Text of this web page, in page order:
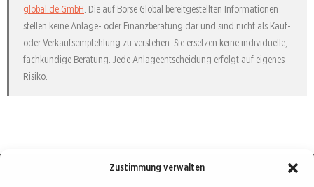
Zustimmung verwalten
global.de GmbH. Die auf Börse Global bereitgestellten Informationen
stellen keine Anlage- oder Finanzberatung dar und sind nicht als Kauf-
oder Verkaufsempfehlung zu verstehen. Sie ersetzen keine individuelle,
fachkundige Beratung. Jede Anlageentscheidung erfolgt auf eigenes
Risiko.
Börse : lokal, international, global